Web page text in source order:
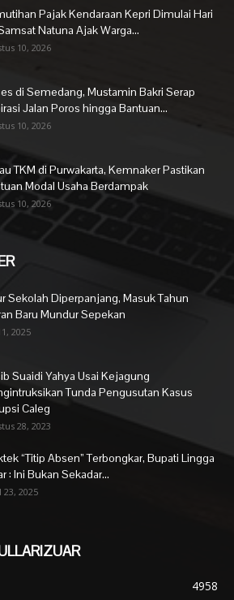
Pajak Kendaraan Kepri Dimulai Hari
Natuna Ajak Warga...
10, 2026
di Semedang, Mustamin Bakri Serap
Jalan Poros hingga Bantuan...
10, 2026
TKM di Purwakarta, Kemnaker Pastikan
Modal Usaha Berdampak
10, 2026
Sekolah Diperpanjang, Masuk Tahun
Baru Mundur Sepekan
2025
Suaidi Yahya Usai Kejagung
Tunda Pengusutan Kasus
Caleg
28, 2023
“Titip Absen” Terbongkar, Bupati Lingga
: Ini Bukan Sekadar...
23, 2025
4958